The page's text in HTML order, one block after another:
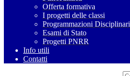
Offerta formativa
I progetti delle classi
Programmazioni Disciplinari
Esami di Stato
Progetti PNRR
Info utili
Contatti